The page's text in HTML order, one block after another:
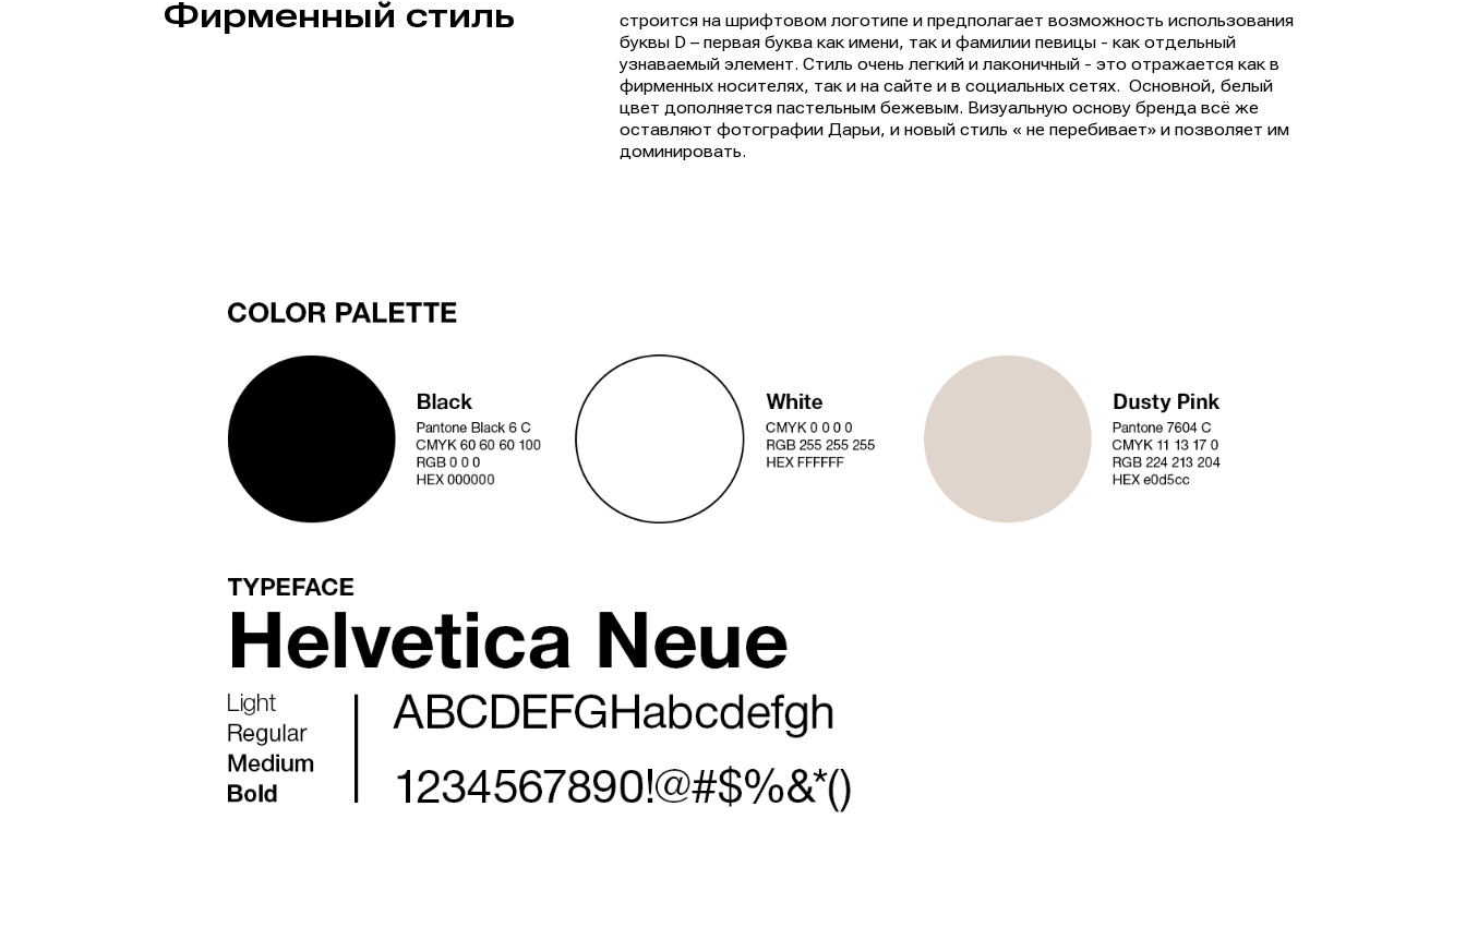
Фирменный стиль
строится на шрифтовом логотипе и предполагает возможность использования
буквы D – первая буква как имени, так и фамилии певицы - как отдельный
узнаваемый элемент. Стиль очень легкий и лаконичный - это отражается как в
фирменных носителях, так и на сайте и в социальных сетях. Основной, белый
цвет дополняется пастельным бежевым. Визуальную основу бренда всё же
оставляют фотографии Дарьи, и новый стиль « не перебивает» и позволяет им
доминировать.